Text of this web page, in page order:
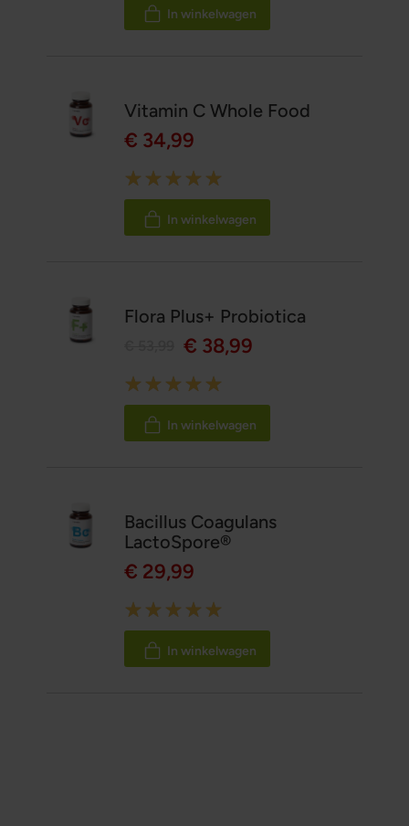
In winkelwagen
Vitamin C Whole Food
€ 34,99
Rating:
100%
In winkelwagen
Flora Plus+ Probiotica
€ 38,99
Rating:
100%
In winkelwagen
Bacillus Coagulans
LactoSpore®
€ 29,99
Rating:
100%
In winkelwagen